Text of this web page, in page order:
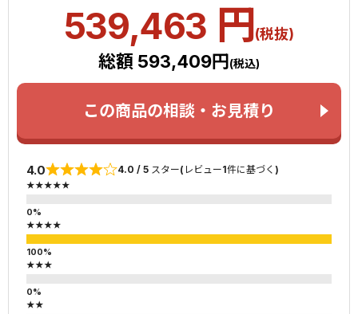
539,463 円(税抜)
総額 593,409円 (税込)
この商品の相談・お見積り
4.0 4.0 / 5 スター(レビュー1件に基づく)
★★★★★
★★★★
★★★
★★